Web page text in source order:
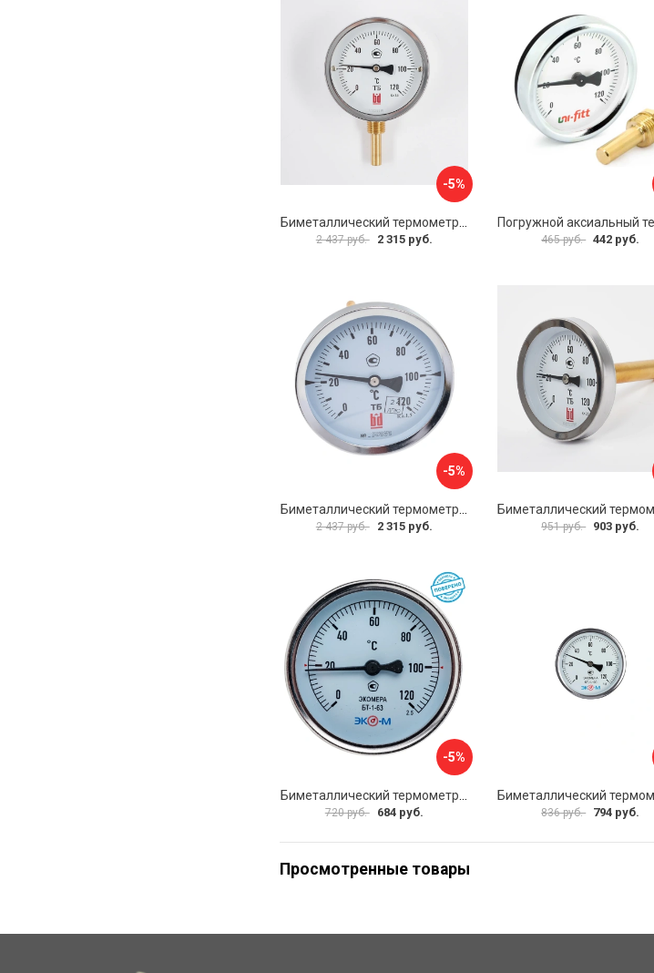
-5%
Биметаллический термометр BD ТБ 100Р/100 1161001001
2 437 руб. 2 315 руб. 465 руб. 442 руб.
-5%
2 437 руб. 2 315 руб. 951 руб. 903 руб.
-5%
720 руб. 684 руб. 836 руб. 794 руб.
Просмотренные товары